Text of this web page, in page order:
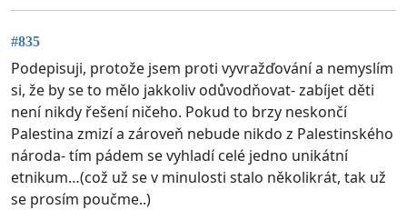
#835
Podepisuji, protože jsem proti vyvražďování a nemyslím
si, že by se to mělo jakkoliv odůvodňovat- zabíjet děti
není nikdy řešení ničeho. Pokud to brzy neskončí
Palestina zmizí a zároveň nebude nikdo z Palestinského
národa- tím pádem se vyhladí celé jedno unikátní
etnikum…(což už se v minulosti stalo několikrát, tak už
se prosím poučme..)